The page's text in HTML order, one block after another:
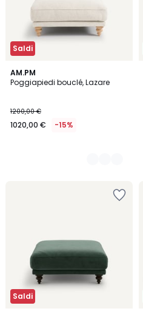
Saldi
AM.PM
Poggiapiedi bouclé, Lazare
1200,00 €
1020,00 € -15%
2
Colori
Saldi